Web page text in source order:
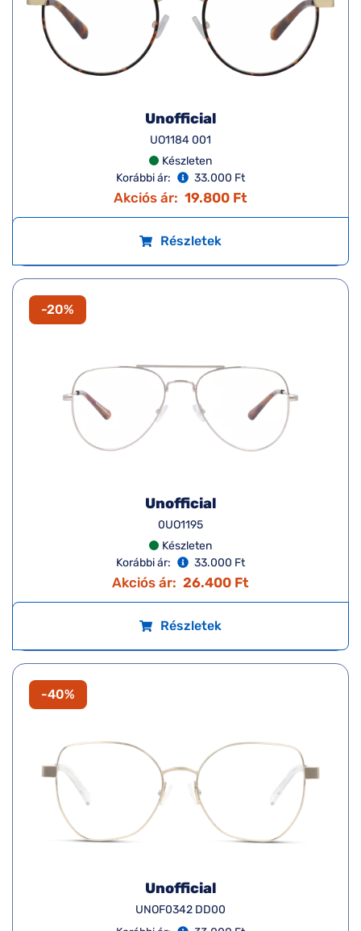
Unofficial
UO1184 001
Készleten
Korábbi ár:
33.000 Ft
Akciós ár: 19.800 Ft
Részletek
-20%
Unofficial
0UO1195
Készleten
Korábbi ár:
33.000 Ft
Akciós ár: 26.400 Ft
Részletek
-40%
Unofficial
UNOF0342 DD00